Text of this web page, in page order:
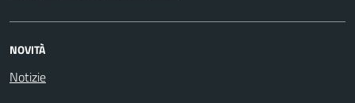
NOVITÀ
Notizie